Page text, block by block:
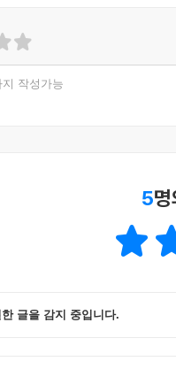
작성가능
5
글을 감지 중입니다.